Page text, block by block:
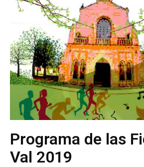
Programa de las
Val 2019